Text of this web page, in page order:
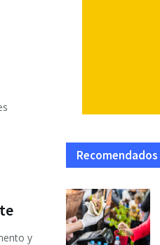
y
Recomendados